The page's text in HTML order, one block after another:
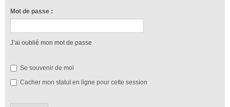
Mot de passe :
J’ai oublié mon mot de passe
Se souvenir de moi
Cacher mon statut en ligne pour cette session